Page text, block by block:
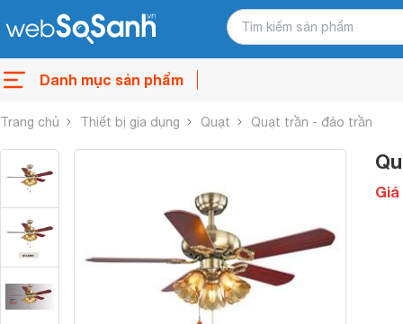
Danh mục sản phẩm
Trang chủ Thiết bị gia dụng Quạt Quạt trần - đảo trần
Giá